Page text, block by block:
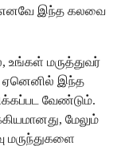
எனவே இந்த கலவை
உங்கள் மருத்துவர்
ஏனெனில் இந்த
வேண்டும்.
மேலும்
மருந்துகளை